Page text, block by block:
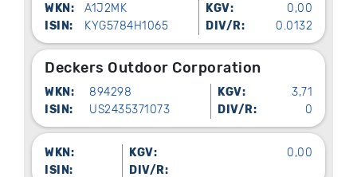
WKN: A1J2MK KGV:
0,00
ISIN:
KYG5784H1065 DIV/R: 0.0132
Deckers Outdoor Corporation
WKN: 894298 KGV:
3,71
ISIN:
US2435371073 DIV/R: 0
WKN: KGV:
0,00
ISIN:
DIV/R: